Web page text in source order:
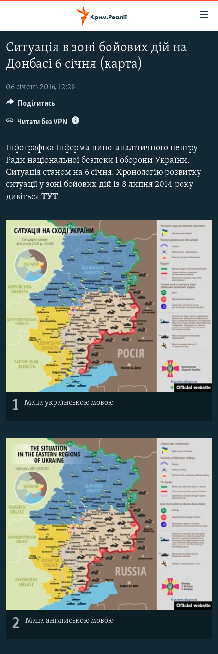
до
основного
Перейти
до
навігації
до
пошуку
НОВИНИ
ВОДА.КРИМ
ВІДЕО ТА ФОТО
ПОЛІТИКА
БЛОГИ
ІНТЕРВ'Ю
ВСЕ ЗА ДЕНЬ
СПЕЦПРОЕКТИ
ВІДЕОУРОКИ «ELIFBE»
СВІДЧЕННЯ ОКУПАЦІЇ
УКРАЇНСЬКА ПРОБЛЕМА КРИМУ
ІНФОГРАФІКА
Русский
Qırımtatar
ДОЛУЧАЙСЯ!
Усі сайти RFE/RL
Ситуація в зоні бойових дій на
Донбасі 6 січня (карта)
06 січень 2016, 12:28
Інфографіка Інформаційно-аналітичного центру
Ради національної безпеки і оборони України.
Ситуація станом на 6 січня. Хронологію розвитку
ситуації у зоні бойових дій із 8 липня 2014 року
дивіться ТУТ
1 Мапа українською мовою
2 Мапа англійською мовою
Поділитись
Читати без VPN